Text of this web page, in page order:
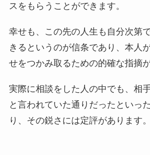
スをもらうことができます。
幸せも、この先の人生も自分次第
きるというのが信条であり、本人
せをつかみ取るための的確な指摘が
実際に相談をした人の中でも、相
と言われていた通りだったといっ
り、その鋭さには定評があります。